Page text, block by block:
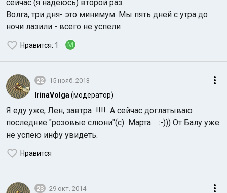
сейчас (я надеюсь) второй раз.
Волга, три дня- это минимум. Мы пять дней с утра до
ночи лазили - всего не успели
Нравится: 1 M
22 15 нояб. 2013
IrinaVolga (модератор)
Я еду уже, Лен, завтра !!!! А сейчас доглатываю
последние "розовые слюни"(с) Марта. :-))) От Балу уже
не успею инфу увидеть.
Нравится
23 29 окт. 2014